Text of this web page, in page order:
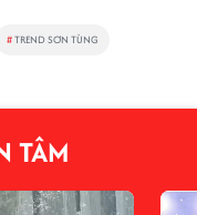
#TREND SƠN TÙNG
TÂM